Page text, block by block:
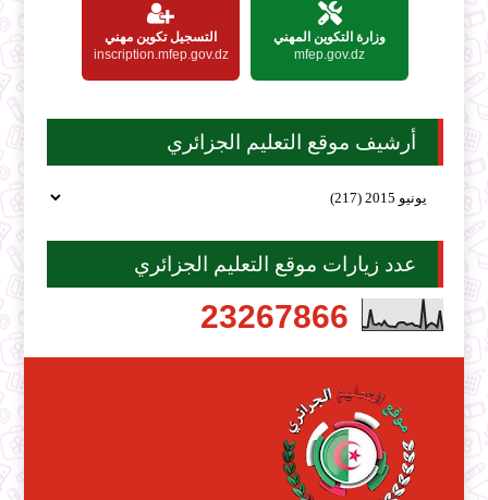
وزارة التكوين المهني
mfep.gov.dz
التسجيل تكوين مهني
inscription.mfep.gov.dz
أرشيف موقع التعليم الجزائري
عدد زيارات موقع التعليم الجزائري
23267866